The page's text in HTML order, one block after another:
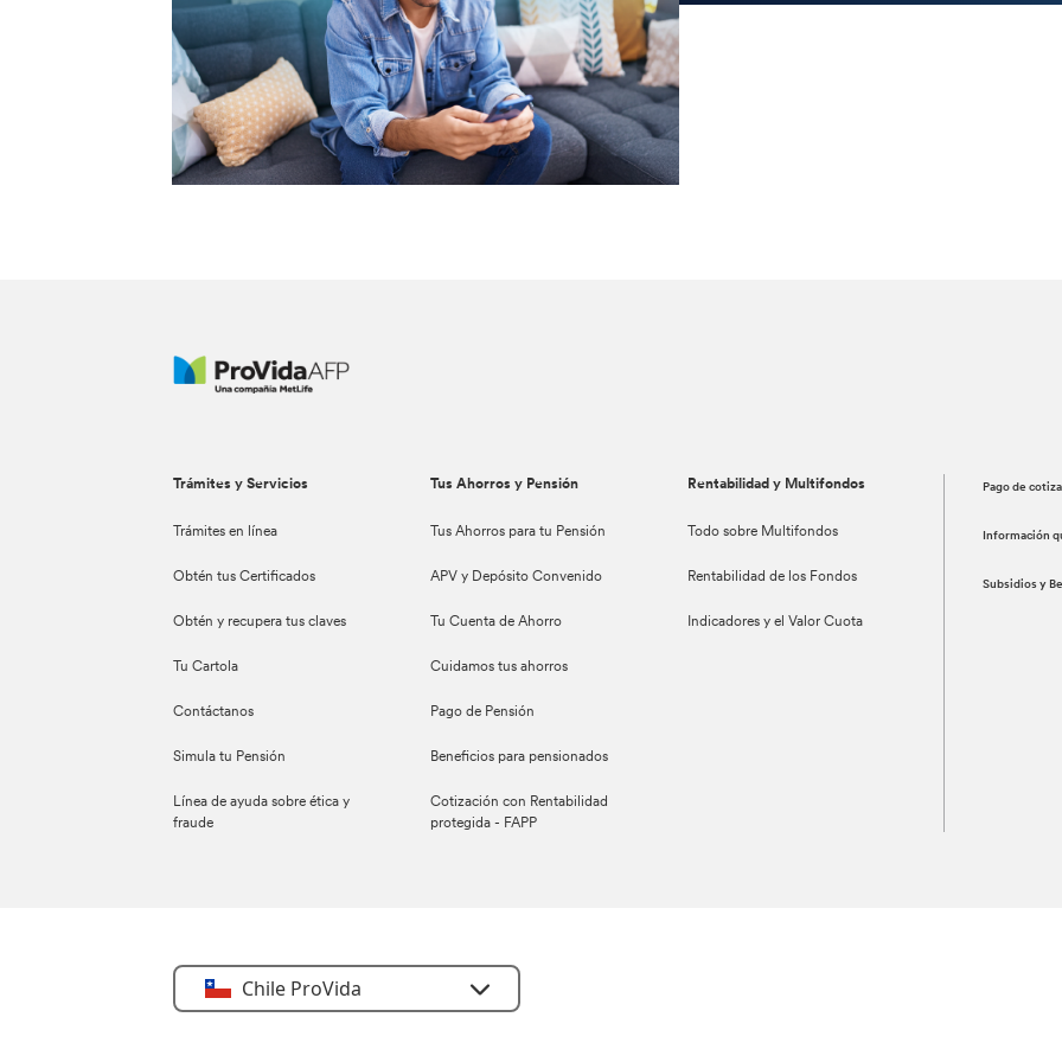
Trámites y Servicios
Trámites en línea
Obtén tus Certificados
Obtén y recupera tus claves
Tu Cartola
Contáctanos
Simula tu Pensión
Línea de ayuda sobre ética y
fraude
Tus Ahorros y Pensión
Tus Ahorros para tu Pensión
APV y Depósito Convenido
Tu Cuenta de Ahorro
Cuidamos tus ahorros
Pago de Pensión
Beneficios para pensionados
Cotización con Rentabilidad
protegida - FAPP
Rentabilidad y Multifondos
Todo sobre Multifondos
Rentabilidad de los Fondos
Indicadores y el Valor Cuota
Pago de
Información
Subsidios y
Chile ProVida